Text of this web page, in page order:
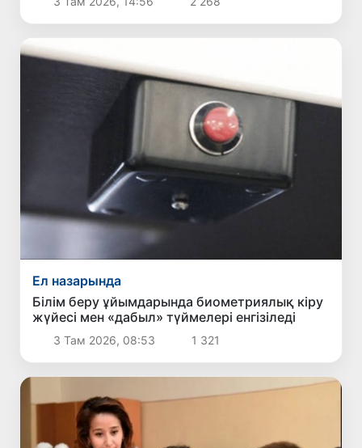
Ел назарында
Білім беру ұйымдарында биометриялық кіру
жүйесі мен «дабыл» түймелері енгізіледі
3 Там 2026, 08:53 1 321